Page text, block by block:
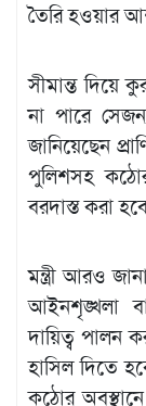
তৈরি হওয়ার
সীমান্ত দিয়ে
না পারে
জানিয়েছেন
পুলিশসহ
বরদাস্ত করা
মন্ত্রী আরও
আইনশৃঙ্খলা
দায়িত্ব পালন
হাসিল দিতে
কঠোর